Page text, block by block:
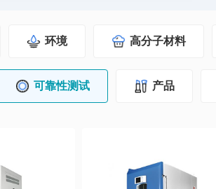
环境 高分子材料
可靠性测试 产品